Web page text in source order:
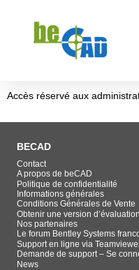
Accès réservé aux
BECAD
Contact
A propos de beCAD
Politique de confidentialité
Informations générales
Conditions Générales de Vente
Obtenir une version d’évaluation
Nos partenaires
Le forum Bentley Systems
Support en ligne via
Demande de support – Se
News